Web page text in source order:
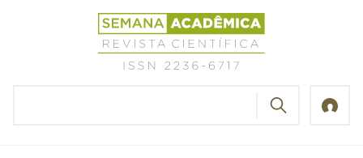
Revista
Científica
Semana